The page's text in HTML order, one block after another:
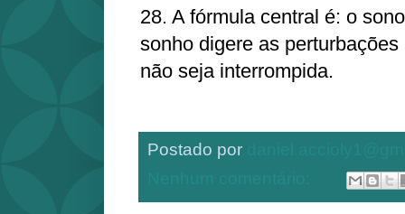
28. A fórmula central é: o
sonho digere as
não seja interrompida.
Postado por